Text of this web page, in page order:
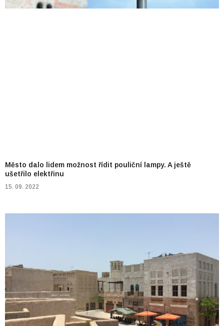
Město dalo lidem možnost řídit pouliční lampy. A ještě
ušetřilo elektřinu
15. 09. 2022